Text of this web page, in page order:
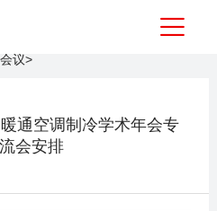
议>
通空调制冷学术年会专
会安排